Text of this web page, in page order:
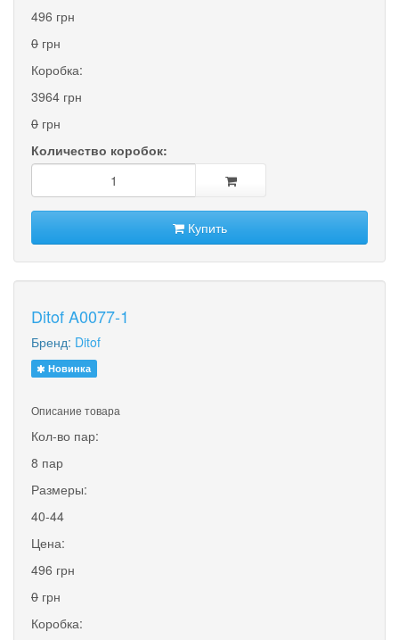
496 грн
0 грн
Коробка:
3964 грн
0 грн
Количество коробок:
Купить
Ditof A0077-1
Бренд: Ditof
Новинка
Описание товара
Кол-во пар:
8 пар
Размеры:
40-44
Цена:
496 грн
0 грн
Коробка: